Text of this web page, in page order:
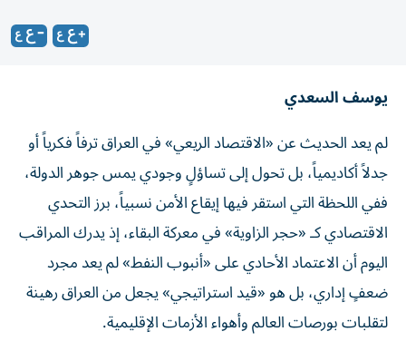
يوسف السعدي
لم يعد الحديث عن «الاقتصاد الريعي» في العراق ترفاً فكرياً أو
جدلاً أكاديمياً، بل تحول إلى تساؤلٍ وجودي يمس جوهر الدولة،
ففي اللحظة التي استقر فيها إيقاع الأمن نسبياً، برز التحدي
الاقتصادي كـ «حجر الزاوية» في معركة البقاء، إذ يدرك المراقب
اليوم أن الاعتماد الأحادي على «أنبوب النفط» لم يعد مجرد
ضعفٍ إداري، بل هو «قيد استراتيجي» يجعل من العراق رهينة
لتقلبات بورصات العالم وأهواء الأزمات الإقليمية.